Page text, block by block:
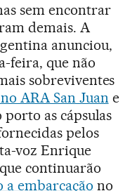
sem encontrar
demais. A
anunciou,
feira, que não
sobreviventes
ARA San Juan e
as cápsulas
pelos
voz Enrique
continuarão
embarcação no